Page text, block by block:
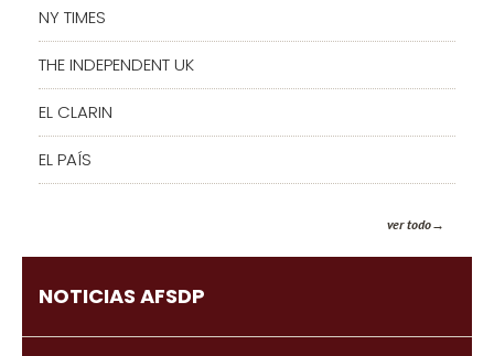
NY TIMES
THE INDEPENDENT UK
EL CLARIN
EL PAÍS
ver todo
NOTICIAS AFSDP